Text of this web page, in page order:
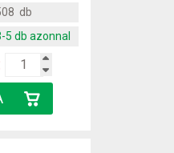
db
5 db azonnal